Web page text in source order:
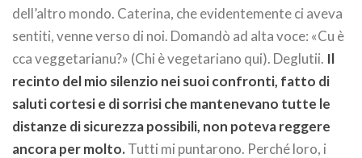
dell’altro mondo. Caterina, che evidentemente ci aveva
sentiti, venne verso di noi. Domandò ad alta voce: «Cu è
cca veggetarianu?» (Chi è vegetariano qui). Deglutii. Il
recinto del mio silenzio nei suoi confronti, fatto di
saluti cortesi e di sorrisi che mantenevano tutte le
distanze di sicurezza possibili, non poteva reggere
ancora per molto.Tutti mi puntarono. Perché loro, i